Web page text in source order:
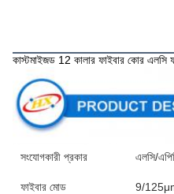
কাস্টমাইজড 12 কালার ফাইবার কোর এলসি
সংযোগকারী প্রকার এলসি/
ফাইবার মোড 9/